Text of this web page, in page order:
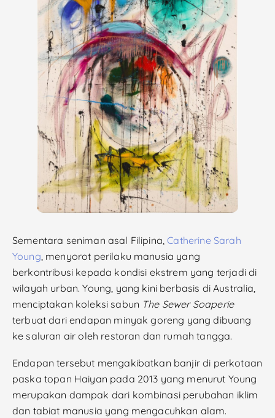
Sementara seniman asal Filipina,Catherine Sarah
Young, menyorot perilaku manusia yang
berkontribusi kepada kondisi ekstrem yang terjadi di
wilayah urban. Young, yang kini berbasis di Australia,
menciptakan koleksi sabun The Sewer Soaperie
terbuat dari endapan minyak goreng yang dibuang
ke saluran air oleh restoran dan rumah tangga.
Endapan tersebut mengakibatkan banjir di perkotaan
paska topan Haiyan pada 2013 yang menurut Young
merupakan dampak dari kombinasi perubahan iklim
dan tabiat manusia yang mengacuhkan alam.